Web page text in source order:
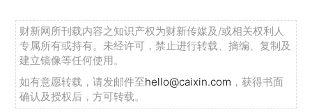
财新网所刊载内容之知识产权为财新传媒及/或相关权利人
专属所有或持有。未经许可，禁止进行转载、摘编、复制及
建立镜像等任何使用。
如有意愿转载，请发邮件至hello@caixin.com ，获得书面
确认及授权后，方可转载。